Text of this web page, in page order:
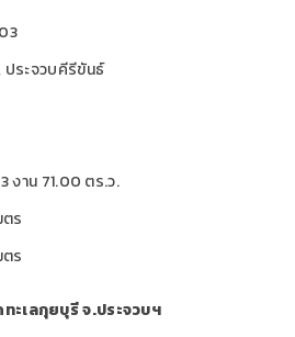
ประจวบคีรีขันธ์
งาน 71.00 ตร.ว.
ตร
ตร
ะเลกุยบุรี จ.ประจวบฯ